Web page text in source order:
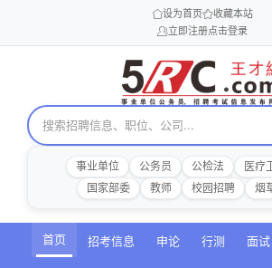
设为首页
收藏本站
立即注册点击登录
事业单位 公务员 公检法 医疗
国家部委
教师 校园招聘 烟
首页 招考信息 申论 行测 面试